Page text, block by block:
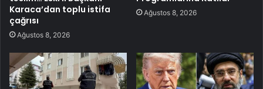
Karaca’dan toplu istifa
çağrısı
Ağustos 8, 2026
Ağustos 8, 2026